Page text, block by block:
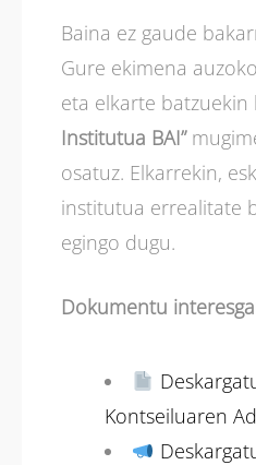
Baina ez gaude
Gure ekimena
eta elkarte batzuekin
Institutua BAI”
osatuz. Elkarrekin,
institutua errealitate
egingo dugu.
Dokumentu
Kontseiluaren